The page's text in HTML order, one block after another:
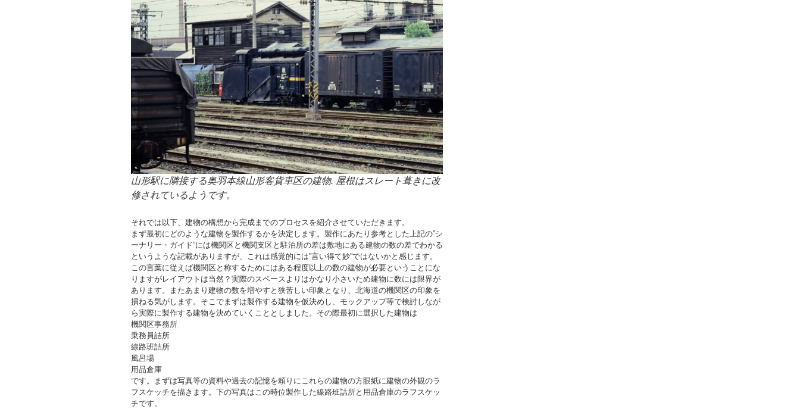
山形駅に隣接する奥羽本線山形客貨車区の建物. 屋根はスレート葺きに改
修されているようです。
それでは以下、建物の構想から完成までのプロセスを紹介させていただきます。
まず最初にどのような建物を製作するかを決定します。製作にあたり参考とした上記の”シ
ーナリー・ガイド”には機関区と機関支区と駐泊所の差は敷地にある建物の数の差でわかる
というような記載がありますが、これは感覚的には”言い得て妙”ではないかと感じます。
この言葉に従えば機関区と称するためにはある程度以上の数の建物が必要ということにな
りますがレイアウトは当然？実際のスペースよりはかなり小さいため建物に数には限界が
あります。またあまり建物の数を増やすと狭苦しい印象となり、北海道の機関区の印象を
損ねる気がします。そこでまずは製作する建物を仮決めし、モックアップ等で検討しなが
ら実際に製作する建物を決めていくこととしました。その際最初に選択した建物は
機関区事務所
乗務員詰所
線路班詰所
風呂場
用品倉庫
です。まずは写真等の資料や過去の記憶を頼りにこれらの建物の方眼紙に建物の外観のラ
フスケッチを描きます。下の写真はこの時位製作した線路班詰所と用品倉庫のラフスケッ
チです。